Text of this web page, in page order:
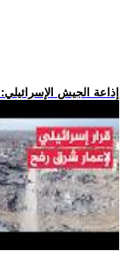
.. إذاعة الجيش